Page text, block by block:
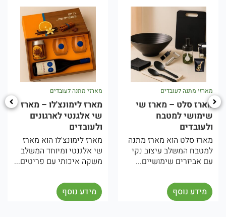
מארזי מתנה לעובדים
מארז סלט – מארז שי
שימושי למטבח
ולעובדים
מארז סלט הוא מארז מתנה
למטבח המשלב עיצוב נקי
עם אביזרים שימושיים...
מידע נוסף
מארזי מתנה לעובדים
מארז לימונצ'לו – מארז
שי אלגנטי לארגונים
ולעובדים
מארז לימונצ'לו הוא מארז
שי אלגנטי ומיוחד המשלב
משקה איכותי עם פריטים...
מידע נוסף